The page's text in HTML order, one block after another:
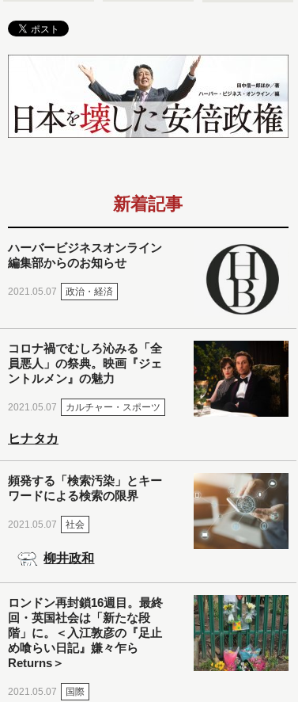
新着記事
ハーバービジネスオンライン
編集部からのお知らせ
2021.05.07 政治・経済
コロナ禍でむしろ沁みる「全
員悪人」の祭典。映画『ジェ
ントルメン』の魅力
2021.05.07 カルチャー・スポーツ
ヒナタカ
頻発する「検索汚染」とキー
ワードによる検索の限界
2021.05.07 社会
柳井政和
ロンドン再封鎖16週目。最終
回・英国社会は「新たな段
階」に。＜入江敦彦の『足止
め喰らい日記』嫌々乍ら
Returns＞
2021.05.07 国際